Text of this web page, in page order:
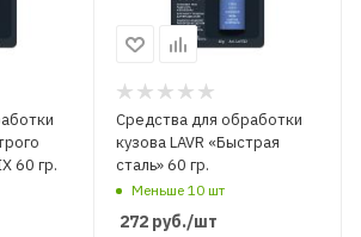
60 гр.
Средства для обработки
кузова LAVR «Быстрая
сталь» 60 гр.
Меньше 10 шт
272руб./шт